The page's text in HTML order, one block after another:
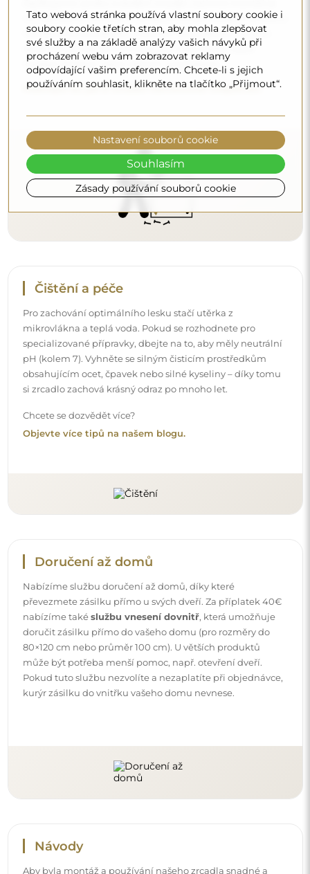
Čištění a péče
Pro zachování optimálního lesku stačí utěrka z
mikrovlákna a teplá voda. Pokud se rozhodnete pro
specializované přípravky, dbejte na to, aby měly neutrální
pH (kolem 7). Vyhněte se silným čisticím prostředkům
Chcete se dozvědět více?
Objevte více tipů na našem blogu.
Doručení až domů
Nabízíme službu doručení až domů, díky které
převezmete zásilku přímo u svých dveří. Za příplatek 40€
nabízíme také
službu vnesení dovnitř
, která umožňuje
doručit zásilku přímo do vašeho domu (pro rozměry do
80×120 cm nebo průměr 100 cm). U větších produktů
může být potřeba menší pomoc, např. otevření dveří.
kurýr zásilku do vnitřku vašeho domu nevnese.
Návody
Aby byla montáž a používání našeho zrcadla snadné a
bezstarostné, připravili jsme pro vás podrobné návody.
Najdete v nich všechny kroky nezbytné ke správné
montáži zrcadla, a také rady týkající se jeho péče, čištění a
údržby, abyste se mohli dlouho těšit z jeho bezvadného
vzhledu.
Prohlédněte si návody k montáži a použití.
Buďte v obraze s našimi novinkami, inspiracemi a
akcemi, objevujte trendy v dekoraci a hledejte nápady
Tato webová stránka používá vlastní soubory cookie i
soubory cookie třetích stran, aby mohla zlepšovat
své služby a na základě analýzy vašich návyků při
procházení webu vám zobrazovat reklamy
odpovídající vašim preferencím. Chcete-li s jejich
používáním souhlasit, klikněte na tlačítko „Přijmout“.
Zásady používání souborů cookie
Nastavení souborů cookie
Souhlasím